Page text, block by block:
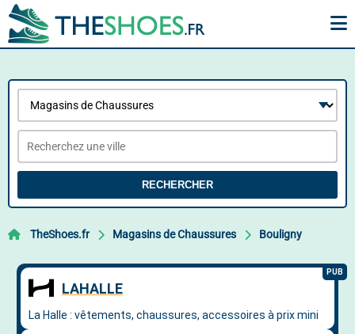
RECHERCHER
TheShoes.fr Magasins de Chaussures Bouligny